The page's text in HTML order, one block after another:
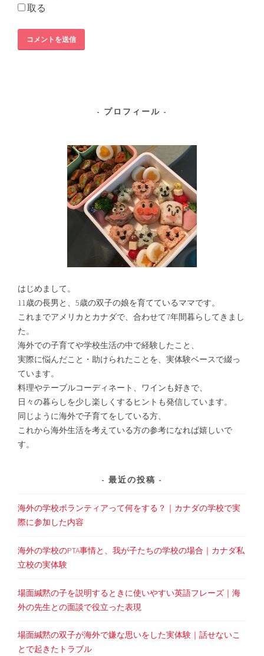
取る
プロフィール
はじめまして。
11歳の長男と、5歳の双子の娘を育てているママです。
これまでアメリカとカナダで、合わせて7年間暮らしてきまし
た。
海外での子育てや学校生活の中で経験したこと、
実際に悩んだこと・助けられたことを、実体験ベースで綴っ
ています。
料理やテーブルコーディネート、ワインも好きで、
日々の暮らしを少し楽しくするヒントも発信しています。
同じように海外で子育てをしている方、
これから海外生活を考えている方の参考になれば嬉しいで
す。
最近の投稿
海外の学校ボランティアって何をする？｜カナダの学校で実
際に参加した内容
海外の学校のPTA事情と、我が子たちの学校の場合｜カナダ私
立校の実体験
場面緘黙の子を説明するときに使いやすい英語フレーズ｜海
外の先生との面談で役立った表現
場面緘黙の双子が海外で嫌な思いをした実体験｜話せないこ
とで起きたトラブル